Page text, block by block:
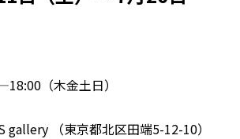
（木金土日）
gallery （東京都北区田端5-12-10）